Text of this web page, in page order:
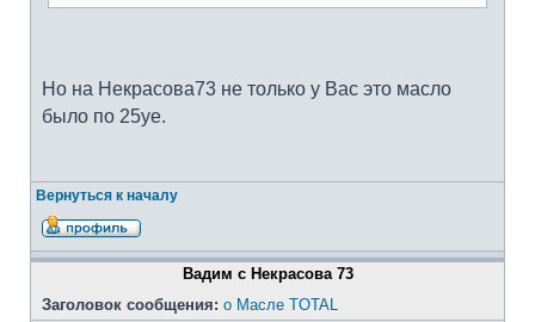
Но на Некрасова73 не только у Вас это масло
было по 25уе.
Вернуться к началу
Вадим с Некрасова 73
Заголовок сообщения: о Масле TOTAL